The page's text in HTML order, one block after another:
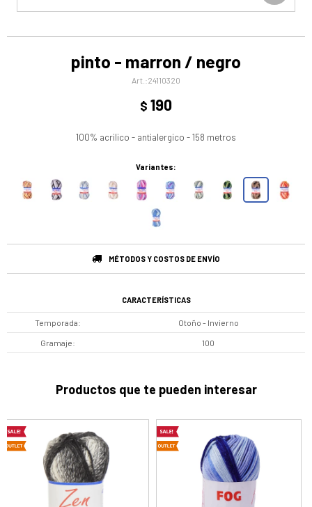
pinto - marron / negro
24110320
$ 190
100% acrilico - antialergico - 158 metros
Variantes:
MÉTODOS Y COSTOS DE ENVÍO
CARACTERÍSTICAS
Temporada Otoño - Invierno
Gramaje 100
Productos que te pueden interesar